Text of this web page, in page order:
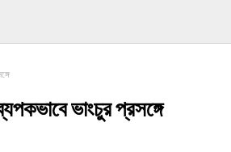
ভাংচুর প্রসঙ্গে